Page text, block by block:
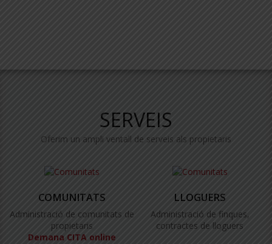
SERVEIS
Oferim un ampli ventall de serveis als propietaris
COMUNITATS
Administració de comunitats de
propietaris
Demana CITA online
LLOGUERS
Administració de finques,
contractes de lloguers